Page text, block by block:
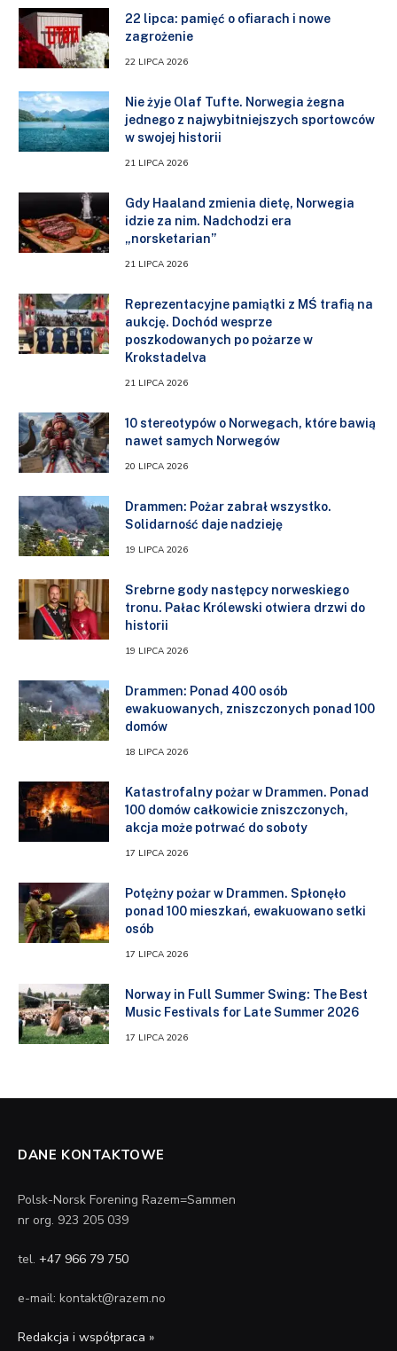
22 lipca: pamięć o ofiarach i nowe
zagrożenie
22 LIPCA 2026
Nie żyje Olaf Tufte. Norwegia żegna
jednego z najwybitniejszych sportowców
w swojej historii
21 LIPCA 2026
Gdy Haaland zmienia dietę, Norwegia
idzie za nim. Nadchodzi era
„norsketarian”
21 LIPCA 2026
Reprezentacyjne pamiątki z MŚ trafią na
aukcję. Dochód wesprze
poszkodowanych po pożarze w
Krokstadelva
21 LIPCA 2026
10 stereotypów o Norwegach, które bawią
nawet samych Norwegów
20 LIPCA 2026
Drammen: Pożar zabrał wszystko.
Solidarność daje nadzieję
19 LIPCA 2026
Srebrne gody następcy norweskiego
tronu. Pałac Królewski otwiera drzwi do
historii
19 LIPCA 2026
Drammen: Ponad 400 osób
ewakuowanych, zniszczonych ponad 100
domów
18 LIPCA 2026
Katastrofalny pożar w Drammen. Ponad
100 domów całkowicie zniszczonych,
akcja może potrwać do soboty
17 LIPCA 2026
Potężny pożar w Drammen. Spłonęło
ponad 100 mieszkań, ewakuowano setki
osób
17 LIPCA 2026
Norway in Full Summer Swing: The Best
Music Festivals for Late Summer 2026
17 LIPCA 2026
DANE KONTAKTOWE
Polsk-Norsk Forening Razem=Sammen
nr org. 923 205 039
tel. +47 966 79 750
e-mail: kontakt@razem.no
Redakcja i współpraca »